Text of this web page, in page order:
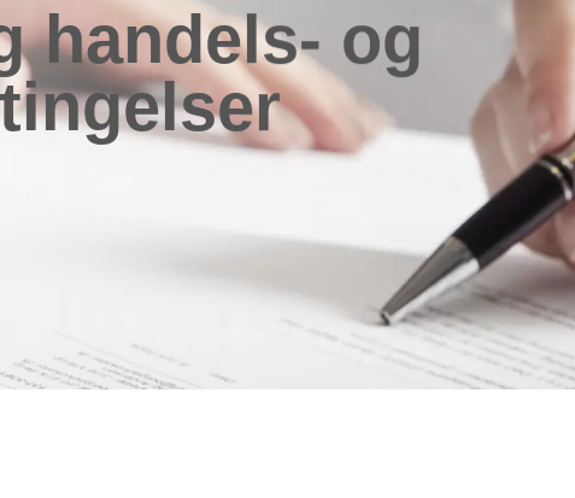
handels- og